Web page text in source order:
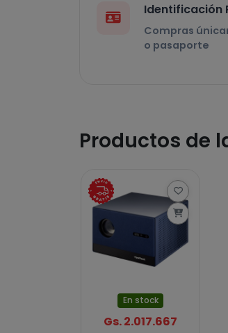
Identificación
Compras
o pasaporte
Productos de
En stock
Gs. 2.017.667